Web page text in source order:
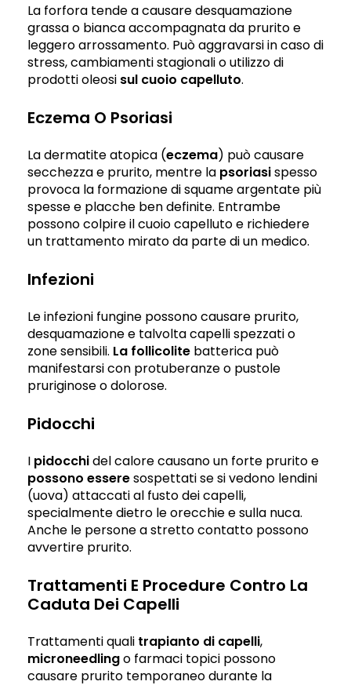
La forfora tende a causare desquamazione
grassa o bianca accompagnata da prurito e
leggero arrossamento. Può aggravarsi in caso di
stress, cambiamenti stagionali o utilizzo di
prodotti oleosi sul cuoio capelluto.
Eczema O Psoriasi
La dermatite atopica (eczema) può causare
secchezza e prurito, mentre la psoriasispesso
provoca la formazione di squame argentate più
spesse e placche ben definite. Entrambe
possono colpire il cuoio capelluto e richiedere
un trattamento mirato da parte di un medico.
Infezioni
Le infezioni fungine possono causare prurito,
desquamazione e talvolta capelli spezzati o
zone sensibili. La follicolite batterica può
manifestarsi con protuberanze o pustole
pruriginose o dolorose.
Pidocchi
I pidocchidel calore causano un forte prurito e
possono esseresospettati se si vedono lendini
(uova) attaccati al fusto dei capelli,
specialmente dietro le orecchie e sulla nuca.
Anche le persone a stretto contatto possono
avvertire prurito.
Trattamenti E Procedure Contro La
Caduta Dei Capelli
Trattamenti quali trapianto di capelli,
microneedlingo farmaci topici possono
causare prurito temporaneo durante la